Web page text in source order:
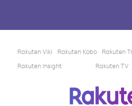
Rakuten Viki Rakuten Kobo Rakuten
Rakuten Insight
Rakuten TV